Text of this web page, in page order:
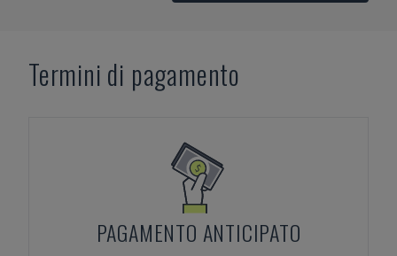
Termini di pagamento
PAGAMENTO ANTICIPATO